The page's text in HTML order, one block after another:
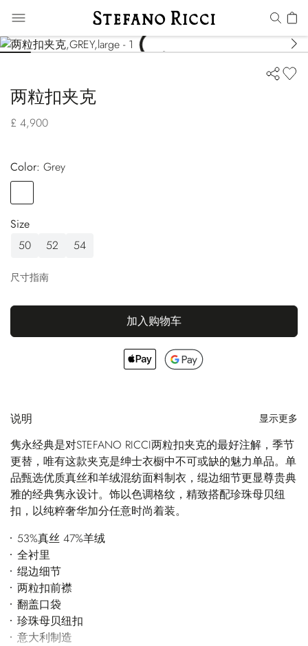
两粒扣夹克
£ 4,900
Color:
grey
Size
50
52 54
尺寸指南
加入购物车
说明 显示更多
隽永经典是对STEFANO RICCI两粒扣夹克的最好注解，季节
更替，唯有这款夹克是绅士衣橱中不可或缺的魅力单品。单
品甄选优质真丝和羊绒混纺面料制衣，绲边细节更显尊贵典
雅的经典隽永设计。饰以色调格纹，精致搭配珍珠母贝纽
扣，以纯粹奢华加分任意时尚着装。
53%真丝 47%羊绒
全衬里
绲边细节
两粒扣前襟
翻盖口袋
珍珠母贝纽扣
意大利制造